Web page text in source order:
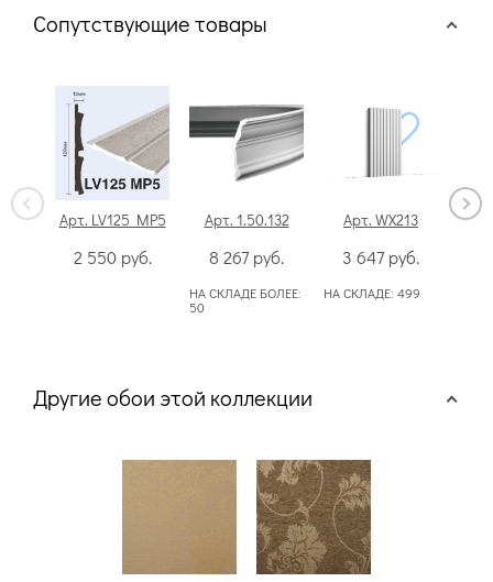
Сопутствующие товары
Арт. LV125 MP5
2 550 руб.
Арт. 1.50.132
8 267руб.
НА СКЛАДЕ БОЛЕЕ:
50
Арт. WX213
3 647руб.
НА СКЛАДЕ: 499
Другие обои этой коллекции